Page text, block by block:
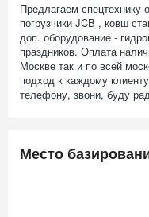
Предлагаем спецтехнику
погрузчики JCB , ковш
доп. оборудование -
праздников. Оплата
Москве так и по всей
подход к каждому
телефону, звони, буду
Место